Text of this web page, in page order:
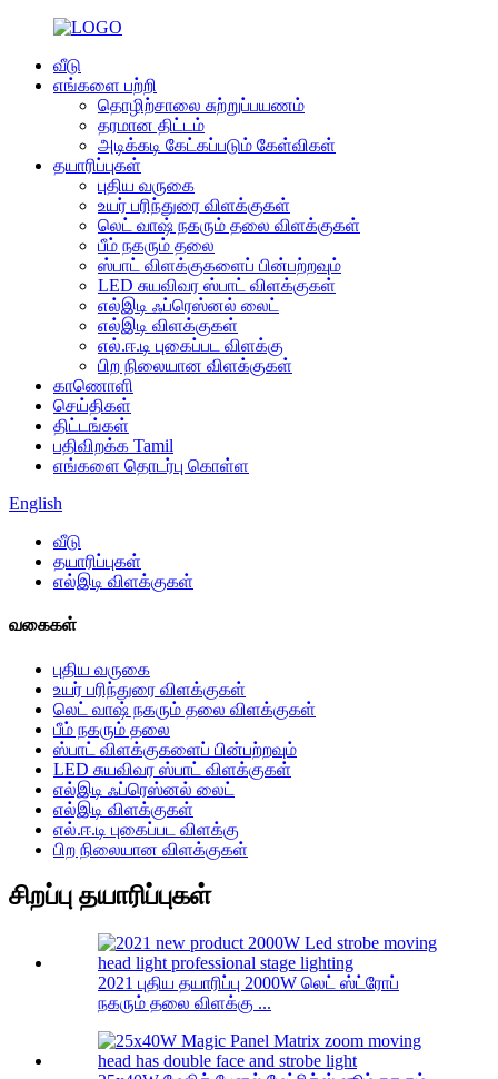
வீடு
எங்களை பற்றி
தொழிற்சாலை சுற்றுப்பயணம்
தரமான திட்டம்
அடிக்கடி கேட்கப்படும் கேள்விகள்
தயாரிப்புகள்
புதிய வருகை
உயர் பரிந்துரை விளக்குகள்
லெட் வாஷ் நகரும் தலை விளக்குகள்
பீம் நகரும் தலை
ஸ்பாட் விளக்குகளைப் பின்பற்றவும்
LED சுயவிவர ஸ்பாட் விளக்குகள்
எல்இடி ஃப்ரெஸ்னல் லைட்
எல்இடி விளக்குகள்
எல்.ஈ.டி புகைப்பட விளக்கு
பிற நிலையான விளக்குகள்
காணொளி
செய்திகள்
திட்டங்கள்
பதிவிறக்க Tamil
எங்களை தொடர்பு கொள்ள
English
வீடு
தயாரிப்புகள்
எல்இடி விளக்குகள்
வகைகள்
புதிய வருகை
உயர் பரிந்துரை விளக்குகள்
லெட் வாஷ் நகரும் தலை விளக்குகள்
பீம் நகரும் தலை
ஸ்பாட் விளக்குகளைப் பின்பற்றவும்
LED சுயவிவர ஸ்பாட் விளக்குகள்
எல்இடி ஃப்ரெஸ்னல் லைட்
எல்இடி விளக்குகள்
எல்.ஈ.டி புகைப்பட விளக்கு
பிற நிலையான விளக்குகள்
சிறப்பு தயாரிப்புகள்
2021 புதிய தயாரிப்பு 2000W லெட் ஸ்ட்ரோப்
நகரும் தலை விளக்கு ...